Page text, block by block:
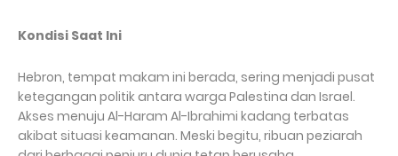
Kondisi Saat Ini
Hebron, tempat makam ini berada, sering menjadi pusat
ketegangan politik antara warga Palestina dan Israel.
Akses menuju Al-Haram Al-Ibrahimi kadang terbatas
akibat situasi keamanan. Meski begitu, ribuan peziarah